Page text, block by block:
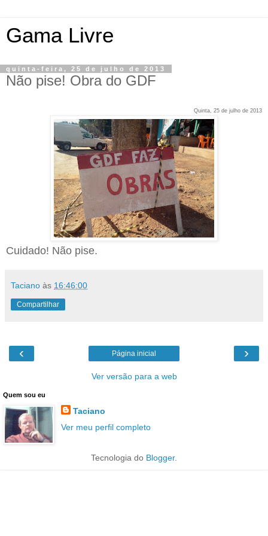
Gama Livre
quinta-feira, 25 de julho de 2013
Não pise! Obra do GDF
Quinta, 25 de julho de 2013
Cuidado! Não pise.
Taciano às 16:46:00
Compartilhar
‹ ›
Página inicial
Ver versão para a web
Quem sou eu
Taciano
Ver meu perfil completo
Tecnologia do Blogger.